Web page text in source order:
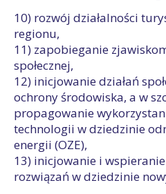
10) rozwój działalności
regionu,
11) zapobieganie
społecznej,
12) inicjowanie działań
ochrony środowiska, a w
propagowanie
technologii w dziedzinie
energii (OZE),
13) inicjowanie i
rozwiązań w dziedzinie